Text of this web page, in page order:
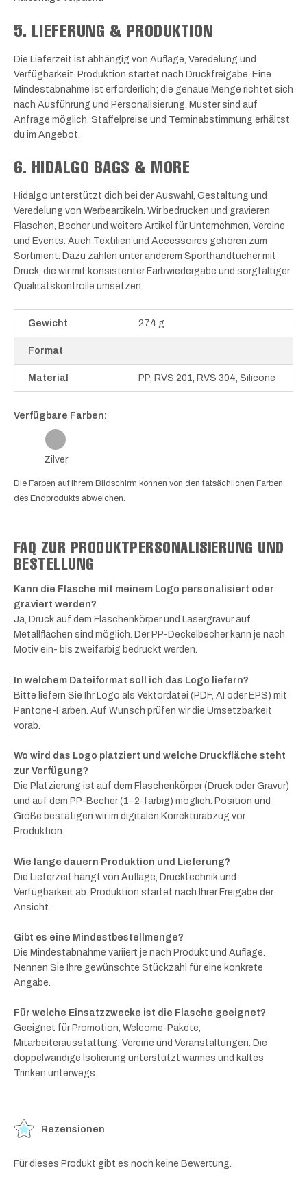
5. LIEFERUNG & PRODUKTION
Die Lieferzeit ist abhängig von Auflage, Veredelung und
Verfügbarkeit. Produktion startet nach Druckfreigabe. Eine
Mindestabnahme ist erforderlich; die genaue Menge richtet sich
nach Ausführung und Personalisierung. Muster sind auf
Anfrage möglich. Staffelpreise und Terminabstimmung erhältst
du im Angebot.
6. HIDALGO BAGS & MORE
Hidalgo unterstützt dich bei der Auswahl, Gestaltung und
Veredelung von Werbeartikeln. Wir bedrucken und gravieren
Flaschen, Becher und weitere Artikel für Unternehmen, Vereine
und Events. Auch Textilien und Accessoires gehören zum
Sortiment. Dazu zählen unter anderem Sporthandtücher mit
Druck, die wir mit konsistenter Farbwiedergabe und sorgfältiger
Qualitätskontrolle umsetzen.
Gewicht 274 g
Format
Material PP, RVS 201, RVS 304, Silicone
Verfügbare Farben:
Zilver
Die Farben auf Ihrem Bildschirm können von den tatsächlichen Farben
des Endprodukts abweichen.
FAQ ZUR PRODUKTPERSONALISIERUNG UND
BESTELLUNG
Kann die Flasche mit meinem Logo personalisiert oder
graviert werden?
Ja, Druck auf dem Flaschenkörper und Lasergravur auf
Metallflächen sind möglich. Der PP-Deckelbecher kann je nach
Motiv ein- bis zweifarbig bedruckt werden.
In welchem Dateiformat soll ich das Logo liefern?
Bitte liefern Sie Ihr Logo als Vektordatei (PDF, AI oder EPS) mit
Pantone-Farben. Auf Wunsch prüfen wir die Umsetzbarkeit
vorab.
Wo wird das Logo platziert und welche Druckfläche steht
zur Verfügung?
Die Platzierung ist auf dem Flaschenkörper (Druck oder Gravur)
und auf dem PP-Becher (1-2-farbig) möglich. Position und
Größe bestätigen wir im digitalen Korrekturabzug vor
Produktion.
Wie lange dauern Produktion und Lieferung?
Die Lieferzeit hängt von Auflage, Drucktechnik und
Verfügbarkeit ab. Produktion startet nach Ihrer Freigabe der
Ansicht.
Gibt es eine Mindestbestellmenge?
Die Mindestabnahme variiert je nach Produkt und Auflage.
Nennen Sie Ihre gewünschte Stückzahl für eine konkrete
Angabe.
Für welche Einsatzzwecke ist die Flasche geeignet?
Geeignet für Promotion, Welcome-Pakete,
Mitarbeiterausstattung, Vereine und Veranstaltungen. Die
doppelwandige Isolierung unterstützt warmes und kaltes
Trinken unterwegs.
Rezensionen
Für dieses Produkt gibt es noch keine Bewertung.